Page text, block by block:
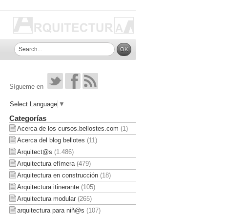
Sígueme en
Select Language ▼
Categorías
Acerca de los cursos.bellostes.com (1)
Acerca del blog bellotes (11)
Arquitect@s (1.486)
Arquitectura efímera(479)
Arquitectura en construcción(18)
Arquitectura itinerante(105)
Arquitectura modular(265)
arquitectura para niñ@s (107)